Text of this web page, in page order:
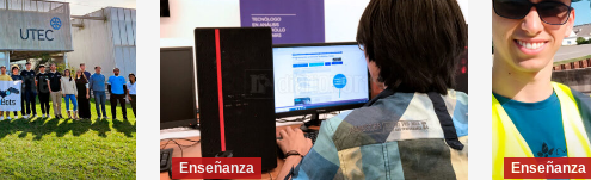
Enseñanza Enseñanza